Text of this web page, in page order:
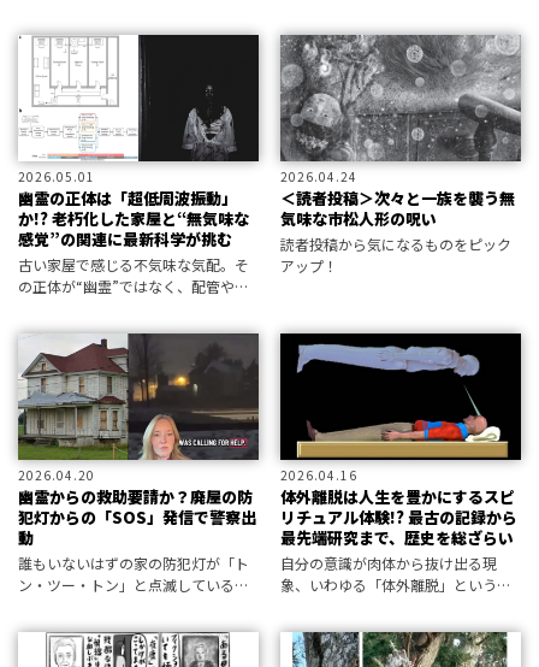
寂の中で、作業員たちは理解不能の
光景に凍りつく。
をお届けします。
2026.05.01
幽霊の正体は「超低周波振動」
か!? 老朽化した家屋と“無気味な
感覚”の関連に最新科学が挑む
古い家屋で感じる不気味な気配。そ
の正体が“幽霊”ではなく、配管やボ
能性が浮上しているという――。
2026.04.24
＜読者投稿＞次々と一族を襲う無
気味な市松人形の呪い
読者投稿から気になるものをピック
アップ！
2026.04.20
幽霊からの救助要請か？廃屋の防
犯灯からの「SOS」発信で警察出
動
誰もいないはずの家の防犯灯が「ト
ン・ツー・トン」と点滅している。
た？
2026.04.16
体外離脱は人生を豊かにするスピ
リチュアル体験!? 最古の記録から
最先端研究まで、歴史を総ざらい
自分の意識が肉体から抜け出る現
象、いわゆる「体外離脱」という言
が、実際の記録はそれよりもかなり
前から存在していた――！